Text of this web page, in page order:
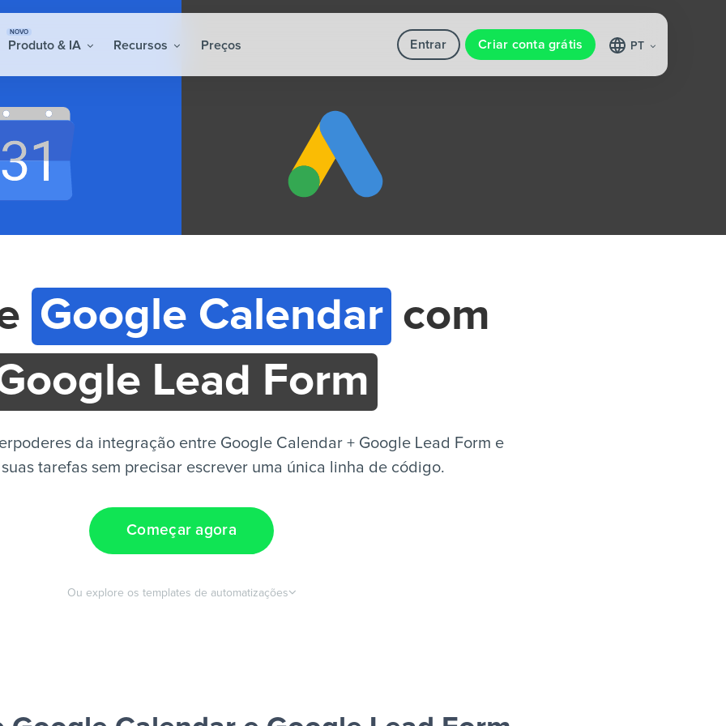
NOVO
Produto & IA Recursos Preços Entrar Criar conta grátis PT
Google Calendar com
Lead Form
da integração entre Google Calendar + Google Lead Form e
tarefas sem precisar escrever uma única linha de código.
Começar agora
Ou explore os templates de automatizações